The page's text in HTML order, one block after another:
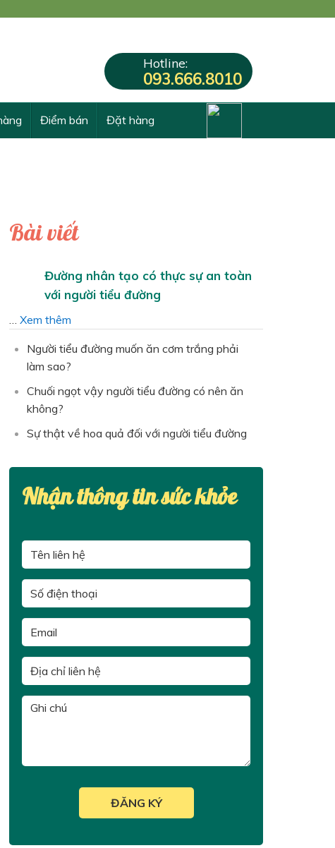
Hotline:
093.666.8010
Điểm bán Đặt hàng
Bài viết
Đường nhân tạo có thực sự an toàn
với người tiểu đường
… Xem thêm
Người tiểu đường muốn ăn cơm trắng phải
làm sao?
Chuối ngọt vậy người tiểu đường có nên ăn
không?
Sự thật về hoa quả đối với người tiểu đường
Nhận thông tin sức khỏe